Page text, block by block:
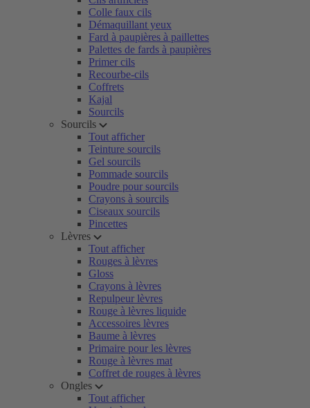
Colle faux cils
Démaquillant yeux
Fard à paupières à paillettes
Palettes de fards à paupières
Primer cils
Recourbe-cils
Coffrets
Kajal
Sourcils
Sourcils
Tout afficher
Teinture sourcils
Gel sourcils
Pommade sourcils
Poudre pour sourcils
Crayons à sourcils
Ciseaux sourcils
Pincettes
Lèvres
Tout afficher
Rouges à lèvres
Gloss
Crayons à lèvres
Repulpeur lèvres
Rouge à lèvres liquide
Accessoires lèvres
Baume à lèvres
Primaire pour les lèvres
Rouge à lèvres mat
Coffret de rouges à lèvres
Ongles
Tout afficher